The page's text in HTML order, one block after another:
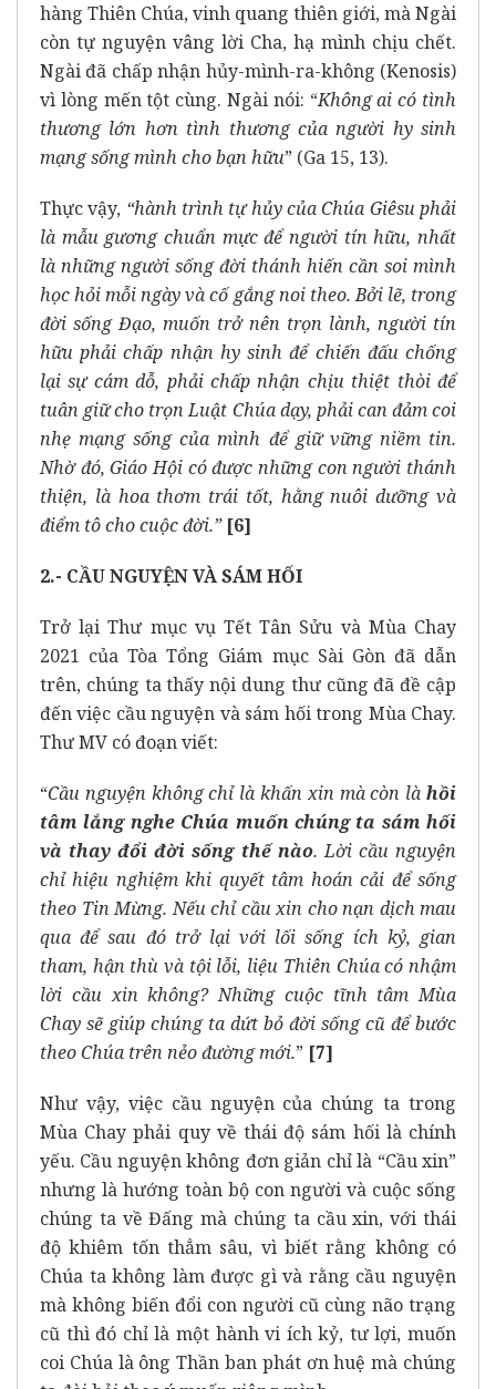
hàng Thiên Chúa, vinh quang thiên giới, mà Ngài
còn tự nguyện vâng lời Cha, hạ mình chịu chết.
Ngài đã chấp nhận hủy-mình-ra-không (Kenosis)
vì lòng mến tột cùng. Ngài nói: “Không ai có tình
thương lớn hơn tình thương của người hy sinh
mạng sống mình cho bạn hữu” (Ga 15, 13).
Thực vậy, “hành trình tự hủy của Chúa Giêsu phải
là mẫu gương chuẩn mực để người tín hữu, nhất
là những người sống đời thánh hiến cần soi mình
học hỏi mỗi ngày và cố gắng noi theo. Bởi lẽ, trong
đời sống Đạo, muốn trở nên trọn lành, người tín
hữu phải chấp nhận hy sinh để chiến đấu chống
lại sự cám dỗ, phải chấp nhận chịu thiệt thòi để
tuân giữ cho trọn Luật Chúa dạy, phải can đảm coi
nhẹ mạng sống của mình để giữ vững niềm tin.
Nhờ đó, Giáo Hội có được những con người thánh
thiện, là hoa thơm trái tốt, hằng nuôi dưỡng và
điểm tô cho cuộc đời.” [6]
2.- CẦU NGUYỆN VÀ SÁM HỐI
Trở lại Thư mục vụ Tết Tân Sửu và Mùa Chay
2021 của Tòa Tổng Giám mục Sài Gòn đã dẫn
trên, chúng ta thấy nội dung thư cũng đã đề cập
đến việc cầu nguyện và sám hối trong Mùa Chay.
Thư MV có đoạn viết:
“Cầu nguyện không chỉ là khấn xin mà còn là hồi
tâm lắng nghe Chúa muốn chúng ta sám hối
và thay đổi đời sống thế nào. Lời cầu nguyện
chỉ hiệu nghiệm khi quyết tâm hoán cải để sống
theo Tin Mừng. Nếu chỉ cầu xin cho nạn dịch mau
qua để sau đó trở lại với lối sống ích kỷ, gian
tham, hận thù và tội lỗi, liệu Thiên Chúa có nhậm
lời cầu xin không? Những cuộc tĩnh tâm Mùa
Chay sẽ giúp chúng ta dứt bỏ đời sống cũ để bước
theo Chúa trên nẻo đường mới.” [7]
Như vậy, việc cầu nguyện của chúng ta trong
Mùa Chay phải quy về thái độ sám hối là chính
yếu. Cầu nguyện không đơn giản chỉ là “Cầu xin”
nhưng là hướng toàn bộ con người và cuộc sống
chúng ta về Đấng mà chúng ta cầu xin, với thái
độ khiêm tốn thẳm sâu, vì biết rằng không có
Chúa ta không làm được gì và rằng cầu nguyện
mà không biến đổi con người cũ cùng não trạng
cũ thì đó chỉ là một hành vi ích kỷ, tư lợi, muốn
coi Chúa là ông Thần ban phát ơn huệ mà chúng